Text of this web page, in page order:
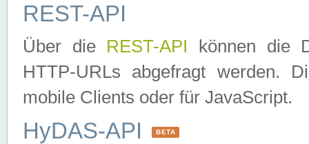
REST-API
Über die REST-API können die
HTTP-URLs abgefragt werden.
mobile Clients oder für JavaScript.
HyDAS-API BETA